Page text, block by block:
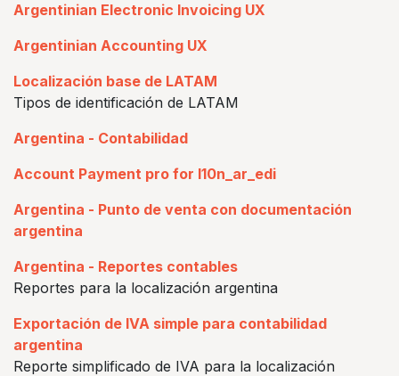
Argentinian Electronic Invoicing UX
Argentinian Accounting UX
Localización base de LATAM
Tipos de identificación de LATAM
Argentina - Contabilidad
Account Payment pro for l10n_ar_edi
Argentina - Punto de venta con documentación
argentina
Argentina - Reportes contables
Reportes para la localización argentina
Exportación de IVA simple para contabilidad
argentina
Reporte simplificado de IVA para la localización